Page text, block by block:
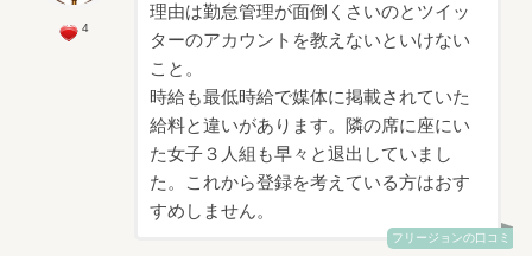
4
理由は勤怠管理が面倒くさいのとツイッ
ターのアカウントを教えないといけない
こと。
時給も最低時給で媒体に掲載されていた
給料と違いがあります。隣の席に座にい
た女子３人組も早々と退出していまし
た。これから登録を考えている方はおす
すめしません。
フリージョンの口コミ